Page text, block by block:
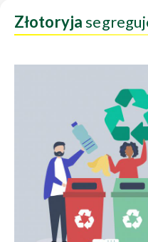
Złotoryja